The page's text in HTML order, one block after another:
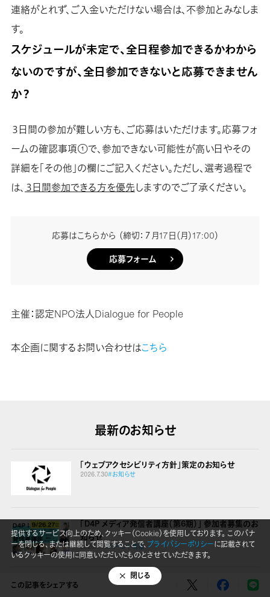
連絡がとれず、ご入金いただけない場合は、不参加とみなしま
す。
スケジュールが未定で、全日程参加できるかわから
ないのですが、全日参加できないと応募できません
か？
３日間の参加が難しい方も、ご応募はいただけます。応募フォ
ームの確認事項①で、参加できない可能性が高い日やその
詳細を「その他」の欄にご記入ください。ただし、選考過程で
は、 ３日間参加できる方を優先しますのでご了承ください。
応募はこちらから （締切：７月17日（月）17:00）
応募フォーム
主催：認定NPO法人Dialogue for People
本企画に関するお問い合わせはこちら
この記事をシェアする
最新のお知らせ
「ウェブアクセシビリティ方針」策定のお知らせ
2026.7.30#お知らせ
「D4P メディア発信者講座（第6期）」 参加者募集のお
知らせ
2026.7.14#イベント情報
役員変更のお知らせ
提供するサービス向上のため、クッキー（Cookie）を使用しております。 このバナ
ーを閉じる、または継続して閲覧することで、プライバシーポリシーに記載されて
いるクッキーの使用に同意いただいたものとさせていただきます。
閉じる